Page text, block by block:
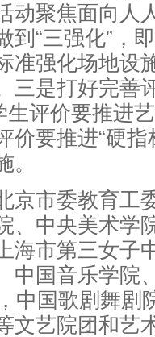
动聚焦面向人
到“三强化”，
准强化场地设
三是打好完善
生评价要推进
价要推进“硬指
。
市委教育工
、中央美术学
海市第三女子
中国音乐学院
中国歌剧舞剧
文艺院团和艺